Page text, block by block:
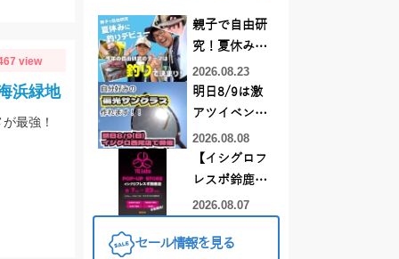
view
浜緑地
最強！
親子で自由研
究！夏休みに
釣りデビュー
2026.08.23
明日8/9は激
アツイベント
日！！！～オ
ーダー偏光グ
ラス受注会～
2026.08.08
【イシグロフ
レスポ鈴鹿
店】2026年夏
UP STORE開
2026.08.07
セール情報を見る